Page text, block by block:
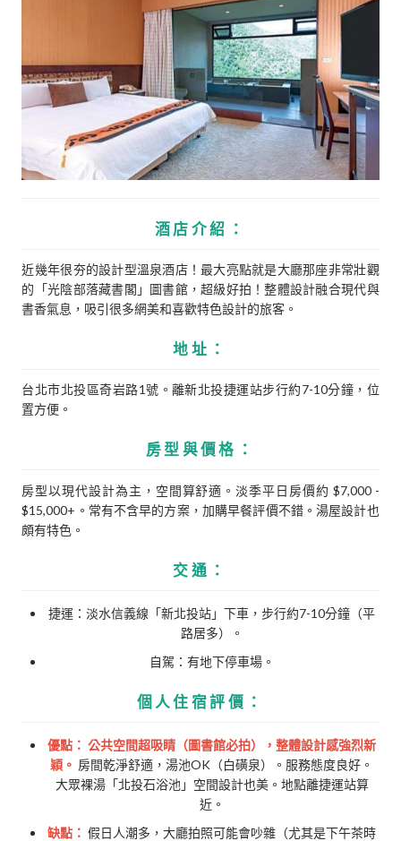
酒店介紹：
近幾年很夯的設計型溫泉酒店！最大亮點就是大廳那座非常壯觀
的「光陰部落藏書閣」圖書館，超級好拍！整體設計融合現代與
書香氣息，吸引很多網美和喜歡特色設計的旅客。
地址：
台北市北投區奇岩路1號。離新北投捷運站步行約7-10分鐘，位
置方便。
房型與價格：
房型以現代設計為主，空間算舒適。淡季平日房價約 $7,000 -
$15,000+。常有不含早的方案，加購早餐評價不錯。湯屋設計也
頗有特色。
交通：
捷運：淡水信義線「新北投站」下車，步行約7-10分鐘（平
路居多）。
自駕：有地下停車場。
個人住宿評價：
優點： 公共空間超吸睛（圖書館必拍），整體設計感強烈新
穎。 房間乾淨舒適，湯池OK（白磺泉）。服務態度良好。
大眾裸湯「北投石浴池」空間設計也美。地點離捷運站算
近。
缺點： 假日人潮多，大廳拍照可能會吵雜（尤其是下午茶時